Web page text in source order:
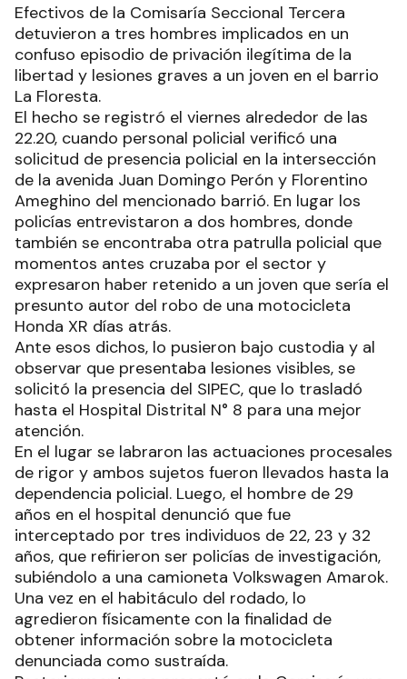
Efectivos de la Comisaría Seccional Tercera
detuvieron a tres hombres implicados en un
confuso episodio de privación ilegítima de la
libertad y lesiones graves a un joven en el barrio
La Floresta.
El hecho se registró el viernes alrededor de las
22.20, cuando personal policial verificó una
solicitud de presencia policial en la intersección
de la avenida Juan Domingo Perón y Florentino
Ameghino del mencionado barrió. En lugar los
policías entrevistaron a dos hombres, donde
también se encontraba otra patrulla policial que
momentos antes cruzaba por el sector y
expresaron haber retenido a un joven que sería el
presunto autor del robo de una motocicleta
Honda XR días atrás.
Ante esos dichos, lo pusieron bajo custodia y al
observar que presentaba lesiones visibles, se
solicitó la presencia del SIPEC, que lo trasladó
hasta el Hospital Distrital N° 8 para una mejor
atención.
En el lugar se labraron las actuaciones procesales
de rigor y ambos sujetos fueron llevados hasta la
dependencia policial. Luego, el hombre de 29
años en el hospital denunció que fue
interceptado por tres individuos de 22, 23 y 32
años, que refirieron ser policías de investigación,
subiéndolo a una camioneta Volkswagen Amarok.
Una vez en el habitáculo del rodado, lo
agredieron físicamente con la finalidad de
obtener información sobre la motocicleta
denunciada como sustraída.